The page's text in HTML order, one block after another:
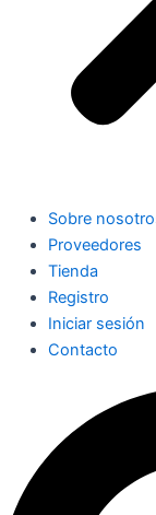
Sobre
Proveedores
Tienda
Registro
Iniciar sesión
Contacto